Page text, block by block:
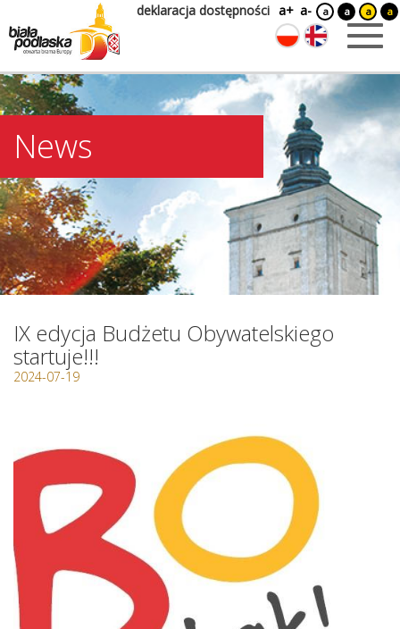
deklaracja dostępności a+ a- a a a a
News
IX edycja Budżetu Obywatelskiego
startuje!!!
2024-07-19